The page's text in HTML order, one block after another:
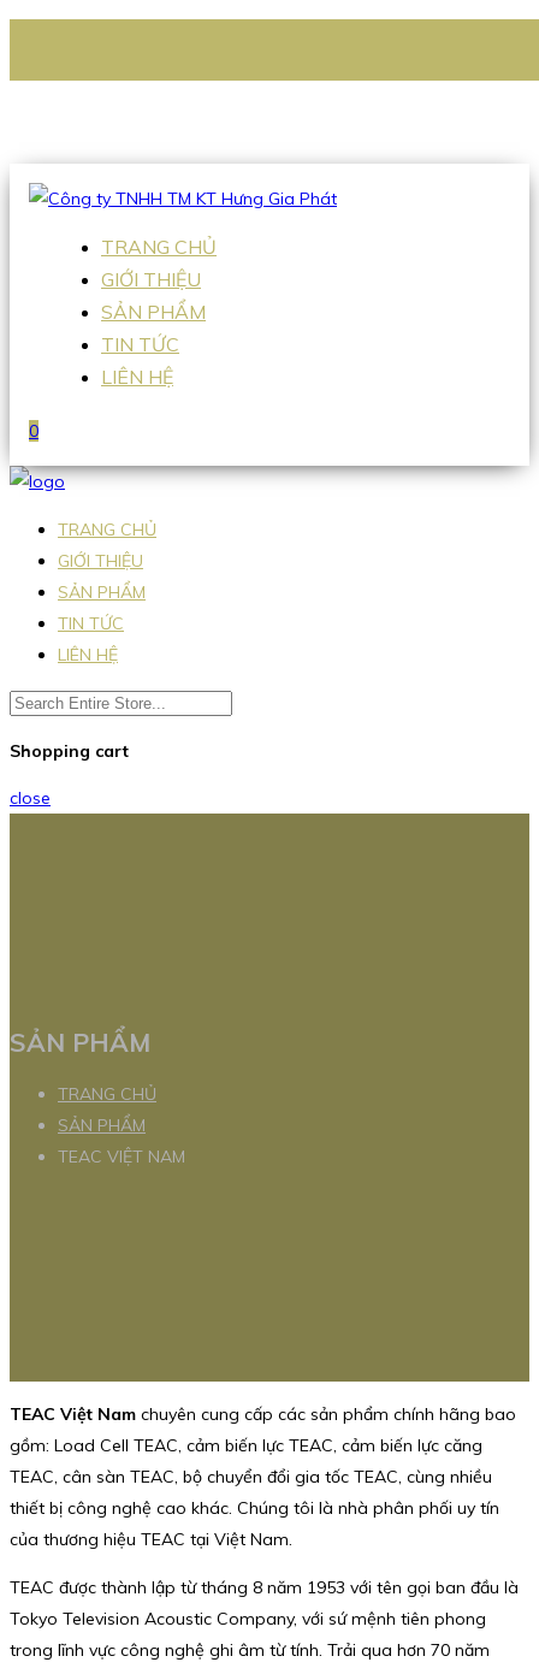
Hotline:0938 336 079
TRANG CHỦ
GIỚI THIỆU
SẢN PHẨM
TIN TỨC
LIÊN HỆ
0
TRANG CHỦ
GIỚI THIỆU
SẢN PHẨM
TIN TỨC
LIÊN HỆ
Shopping cart
close
SẢN PHẨM
TRANG CHỦ
SẢN PHẨM
TEAC VIỆT NAM
TEAC Việt Nam chuyên cung cấp các sản phẩm chính hãng bao
gồm: Load Cell TEAC, cảm biến lực TEAC, cảm biến lực căng
TEAC, cân sàn TEAC, bộ chuyển đổi gia tốc TEAC, cùng nhiều
thiết bị công nghệ cao khác. Chúng tôi là nhà phân phối uy tín
của thương hiệu TEAC tại Việt Nam.
TEAC được thành lập từ tháng 8 năm 1953 với tên gọi ban đầu là
Tokyo Television Acoustic Company, với sứ mệnh tiên phong
trong lĩnh vực công nghệ ghi âm từ tính. Trải qua hơn 70 năm